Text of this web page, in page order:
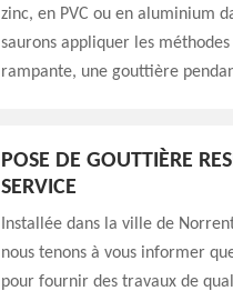
zinc, en PVC ou en aluminium
saurons appliquer les
rampante, une gouttière
POSE DE GOUTTIÈRE
SERVICE
Installée dans la ville de
nous tenons à vous informer
pour fournir des travaux de